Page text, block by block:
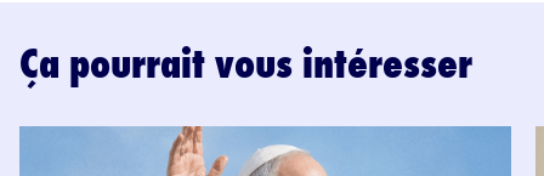
Ça pourrait vous intéresser